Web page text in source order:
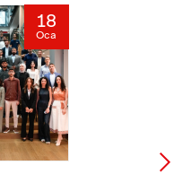
18
Oca